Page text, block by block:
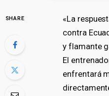
SHARE
«La
contra
y flamante
El
enfrentará